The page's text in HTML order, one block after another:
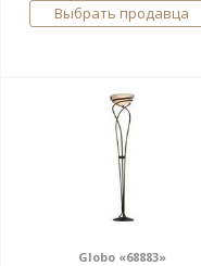
Выбрать продавца
Globo «68883»